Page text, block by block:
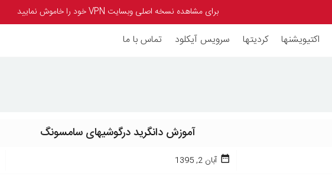
برای مشاهده نسخه اصلی وبسایت VPN خود را خاموش نمایید
اکتیویشنها کردیتها سرویس آیکلود تماس با ما
آموزش دانگرید درگوشیهای سامسونگ
آبان 2, 1395